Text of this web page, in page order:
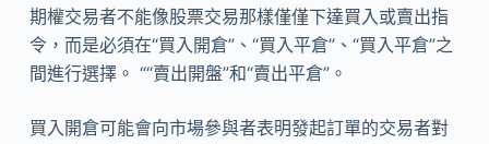
期權交易者不能像股票交易那樣僅僅下達買入或賣出指
令，而是必須在“買入開倉”、“買入平倉”、“買入平倉”之
間進行選擇。 ““賣出開盤”和“賣出平倉”。
買入開倉可能會向市場參與者表明發起訂單的交易者對